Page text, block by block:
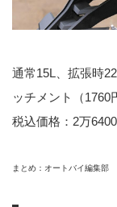
通常15L、拡張時
ッチメント（1760
税込価格：2万
まとめ：オートバイ編集部